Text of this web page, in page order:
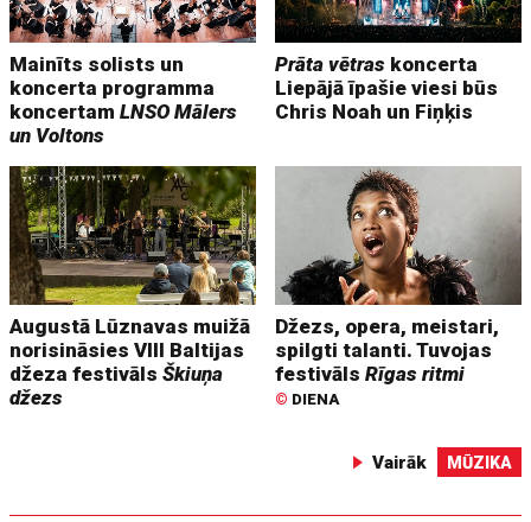
Mainīts solists un
koncerta programma
koncertamLNSO Mālers
un Voltons
Prāta vētras koncerta
Liepājā īpašie viesi būs
Chris Noah un Fiņķis
Augustā Lūznavas muižā
norisināsies VIII Baltijas
džeza festivālsŠkiuņa
džezs
Džezs, opera, meistari,
spilgti talanti. Tuvojas
festivālsRīgas ritmi
© DIENA
Vairāk MŪZIKA